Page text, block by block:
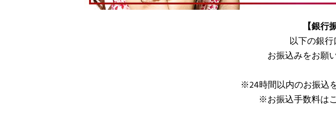
【銀行
以下の銀
お振込みをお願
※24時間以内のお振込
※お振込手数料は